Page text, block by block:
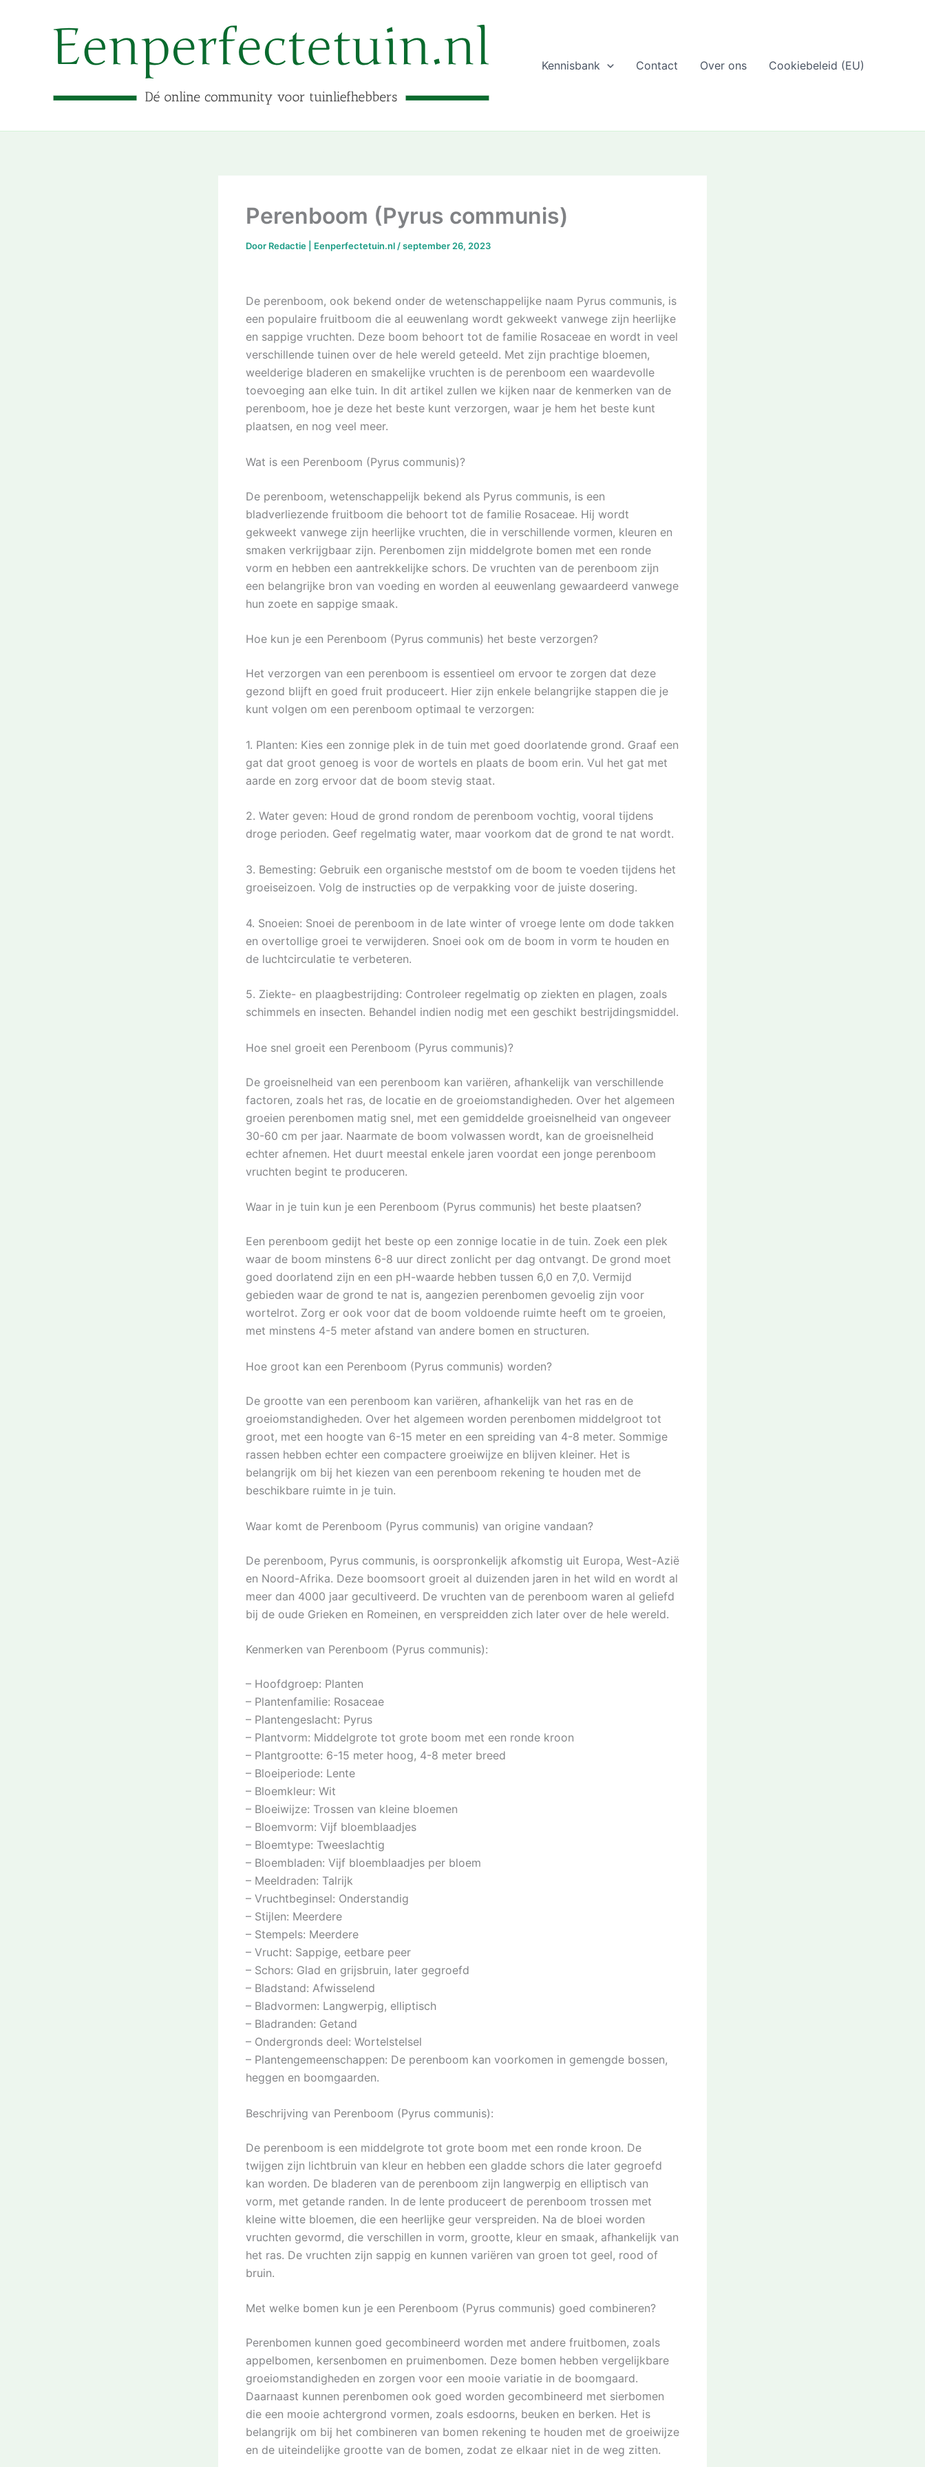
Kennisbank Contact Over ons Cookiebeleid (EU)
Perenboom (Pyrus communis)
Door Redactie | Eenperfectetuin.nl /september 26, 2023
De perenboom, ook bekend onder de wetenschappelijke naam Pyrus communis, is
een populaire fruitboom die al eeuwenlang wordt gekweekt vanwege zijn heerlijke
en sappige vruchten. Deze boom behoort tot de familie Rosaceae en wordt in veel
verschillende tuinen over de hele wereld geteeld. Met zijn prachtige bloemen,
weelderige bladeren en smakelijke vruchten is de perenboom een waardevolle
toevoeging aan elke tuin. In dit artikel zullen we kijken naar de kenmerken van de
perenboom, hoe je deze het beste kunt verzorgen, waar je hem het beste kunt
plaatsen, en nog veel meer.
Wat is een Perenboom (Pyrus communis)?
De perenboom, wetenschappelijk bekend als Pyrus communis, is een
bladverliezende fruitboom die behoort tot de familie Rosaceae. Hij wordt
gekweekt vanwege zijn heerlijke vruchten, die in verschillende vormen, kleuren en
smaken verkrijgbaar zijn. Perenbomen zijn middelgrote bomen met een ronde
vorm en hebben een aantrekkelijke schors. De vruchten van de perenboom zijn
een belangrijke bron van voeding en worden al eeuwenlang gewaardeerd vanwege
hun zoete en sappige smaak.
Hoe kun je een Perenboom (Pyrus communis) het beste verzorgen?
Het verzorgen van een perenboom is essentieel om ervoor te zorgen dat deze
gezond blijft en goed fruit produceert. Hier zijn enkele belangrijke stappen die je
kunt volgen om een perenboom optimaal te verzorgen:
1. Planten: Kies een zonnige plek in de tuin met goed doorlatende grond. Graaf een
gat dat groot genoeg is voor de wortels en plaats de boom erin. Vul het gat met
aarde en zorg ervoor dat de boom stevig staat.
2. Water geven: Houd de grond rondom de perenboom vochtig, vooral tijdens
droge perioden. Geef regelmatig water, maar voorkom dat de grond te nat wordt.
3. Bemesting: Gebruik een organische meststof om de boom te voeden tijdens het
groeiseizoen. Volg de instructies op de verpakking voor de juiste dosering.
4. Snoeien: Snoei de perenboom in de late winter of vroege lente om dode takken
en overtollige groei te verwijderen. Snoei ook om de boom in vorm te houden en
de luchtcirculatie te verbeteren.
5. Ziekte- en plaagbestrijding: Controleer regelmatig op ziekten en plagen, zoals
schimmels en insecten. Behandel indien nodig met een geschikt bestrijdingsmiddel.
Hoe snel groeit een Perenboom (Pyrus communis)?
De groeisnelheid van een perenboom kan variëren, afhankelijk van verschillende
factoren, zoals het ras, de locatie en de groeiomstandigheden. Over het algemeen
groeien perenbomen matig snel, met een gemiddelde groeisnelheid van ongeveer
30-60 cm per jaar. Naarmate de boom volwassen wordt, kan de groeisnelheid
echter afnemen. Het duurt meestal enkele jaren voordat een jonge perenboom
vruchten begint te produceren.
Waar in je tuin kun je een Perenboom (Pyrus communis) het beste plaatsen?
Een perenboom gedijt het beste op een zonnige locatie in de tuin. Zoek een plek
waar de boom minstens 6-8 uur direct zonlicht per dag ontvangt. De grond moet
goed doorlatend zijn en een pH-waarde hebben tussen 6,0 en 7,0. Vermijd
gebieden waar de grond te nat is, aangezien perenbomen gevoelig zijn voor
wortelrot. Zorg er ook voor dat de boom voldoende ruimte heeft om te groeien,
met minstens 4-5 meter afstand van andere bomen en structuren.
Hoe groot kan een Perenboom (Pyrus communis) worden?
De grootte van een perenboom kan variëren, afhankelijk van het ras en de
groeiomstandigheden. Over het algemeen worden perenbomen middelgroot tot
groot, met een hoogte van 6-15 meter en een spreiding van 4-8 meter. Sommige
rassen hebben echter een compactere groeiwijze en blijven kleiner. Het is
belangrijk om bij het kiezen van een perenboom rekening te houden met de
beschikbare ruimte in je tuin.
Waar komt de Perenboom (Pyrus communis) van origine vandaan?
De perenboom, Pyrus communis, is oorspronkelijk afkomstig uit Europa, West-Azië
en Noord-Afrika. Deze boomsoort groeit al duizenden jaren in het wild en wordt al
meer dan 4000 jaar gecultiveerd. De vruchten van de perenboom waren al geliefd
bij de oude Grieken en Romeinen, en verspreidden zich later over de hele wereld.
Kenmerken van Perenboom (Pyrus communis):
– Hoofdgroep: Planten
– Plantenfamilie: Rosaceae
– Plantengeslacht: Pyrus
– Plantvorm: Middelgrote tot grote boom met een ronde kroon
– Plantgrootte: 6-15 meter hoog, 4-8 meter breed
– Bloeiperiode: Lente
– Bloemkleur: Wit
– Bloeiwijze: Trossen van kleine bloemen
– Bloemvorm: Vijf bloemblaadjes
– Bloemtype: Tweeslachtig
– Bloembladen: Vijf bloemblaadjes per bloem
– Meeldraden: Talrijk
– Vruchtbeginsel: Onderstandig
– Stijlen: Meerdere
– Stempels: Meerdere
– Vrucht: Sappige, eetbare peer
– Schors: Glad en grijsbruin, later gegroefd
– Bladstand: Afwisselend
– Bladvormen: Langwerpig, elliptisch
– Bladranden: Getand
– Ondergronds deel: Wortelstelsel
– Plantengemeenschappen: De perenboom kan voorkomen in gemengde bossen,
heggen en boomgaarden.
Beschrijving van Perenboom (Pyrus communis):
De perenboom is een middelgrote tot grote boom met een ronde kroon. De
twijgen zijn lichtbruin van kleur en hebben een gladde schors die later gegroefd
kan worden. De bladeren van de perenboom zijn langwerpig en elliptisch van
vorm, met getande randen. In de lente produceert de perenboom trossen met
kleine witte bloemen, die een heerlijke geur verspreiden. Na de bloei worden
vruchten gevormd, die verschillen in vorm, grootte, kleur en smaak, afhankelijk van
het ras. De vruchten zijn sappig en kunnen variëren van groen tot geel, rood of
bruin.
Met welke bomen kun je een Perenboom (Pyrus communis) goed combineren?
Perenbomen kunnen goed gecombineerd worden met andere fruitbomen, zoals
appelbomen, kersenbomen en pruimenbomen. Deze bomen hebben vergelijkbare
groeiomstandigheden en zorgen voor een mooie variatie in de boomgaard.
Daarnaast kunnen perenbomen ook goed worden gecombineerd met sierbomen
die een mooie achtergrond vormen, zoals esdoorns, beuken en berken. Het is
belangrijk om bij het combineren van bomen rekening te houden met de groeiwijze
en de uiteindelijke grootte van de bomen, zodat ze elkaar niet in de weg zitten.